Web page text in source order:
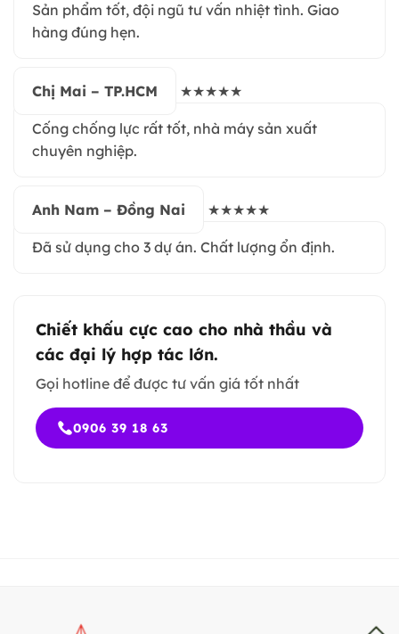
Sản phẩm tốt, đội ngũ tư vấn nhiệt tình. Giao
hàng đúng hẹn.
Chị Mai – TP.HCM ★★★★★
Cống chống lực rất tốt, nhà máy sản xuất
chuyên nghiệp.
Anh Nam – Đồng Nai ★★★★★
Đã sử dụng cho 3 dự án. Chất lượng ổn định.
Chiết khấu cực cao cho nhà thầu và
các đại lý hợp tác lớn.
Gọi hotline để được tư vấn giá tốt nhất
0906 39 18 63